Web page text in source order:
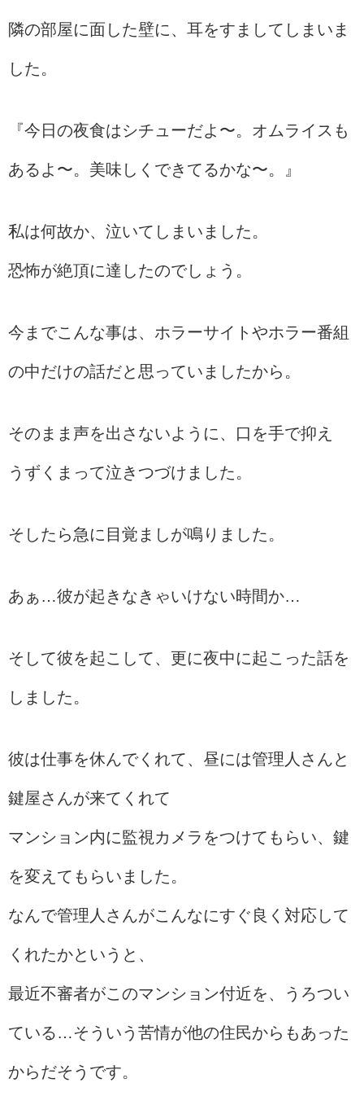
隣の部屋に面した壁に、耳をすましてしまいま
した。
『今日の夜食はシチューだよ〜。オムライスも
あるよ〜。美味しくできてるかな〜。』
私は何故か、泣いてしまいました。
恐怖が絶頂に達したのでしょう。
今までこんな事は、ホラーサイトやホラー番組
の中だけの話だと思っていましたから。
そのまま声を出さないように、口を手で抑え
うずくまって泣きつづけました。
そしたら急に目覚ましが鳴りました。
あぁ…彼が起きなきゃいけない時間か…
そして彼を起こして、更に夜中に起こった話を
しました。
彼は仕事を休んでくれて、昼には管理人さんと
鍵屋さんが来てくれて
マンション内に監視カメラをつけてもらい、鍵
を変えてもらいました。
なんで管理人さんがこんなにすぐ良く対応して
くれたかというと、
最近不審者がこのマンション付近を、うろつい
ている…そういう苦情が他の住民からもあった
からだそうです。